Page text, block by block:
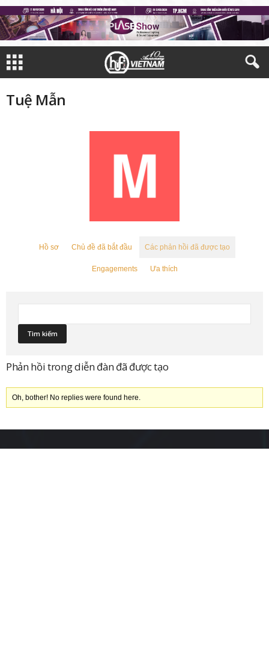
Tuệ Mẫn
Hồ sơ Chủ đề đã bắt đầu Các phản hồi đã được tạo
Engagements Ưa thích
Phản hồi trong diễn đàn đã được tạo
Oh, bother! No replies were found here.